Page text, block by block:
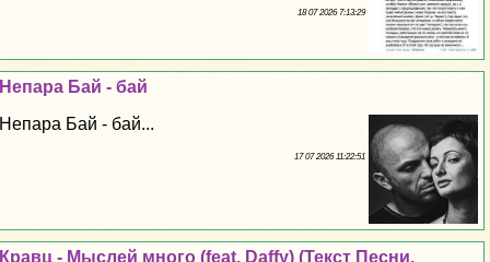
18 07 2026 7:13:29
Непара Бай - бай
Непара Бай - бай...
17 07 2026 11:22:51
Кравц - Мыслей много (feat. Daffy) (Текст Песни,